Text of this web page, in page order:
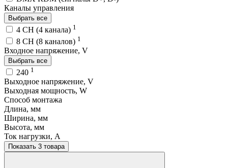
Каналы управления
Выбрать все
4 CH (4 канала) 1
8 CH (8 каналов) 1
Входное напряжение, V
Выбрать все
240 1
Выходное напряжение, V
Выходная мощность, W
Способ монтажа
Длина, мм
Ширина, мм
Высота, мм
Ток нагрузки, A
Показать 3 товара